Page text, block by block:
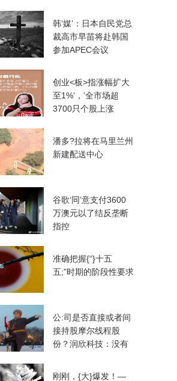
韩‘媒’：日本自民党总
裁高市早苗将赴韩国
参加APEC会议
创业<板>指涨幅扩大
至1%‘，’全市场超
3700只个股上涨
潘多?拉将在马里兰州
新建配送中心
谷歌‘同’意支付3600
万澳元以了结反垄断
指控
准确把握{“}十五
五;”时期的阶段性要求
公:司是否直接或者间
接持股摩尔线程股
份？润欣科技：没有
刚刚，{大}爆发！—